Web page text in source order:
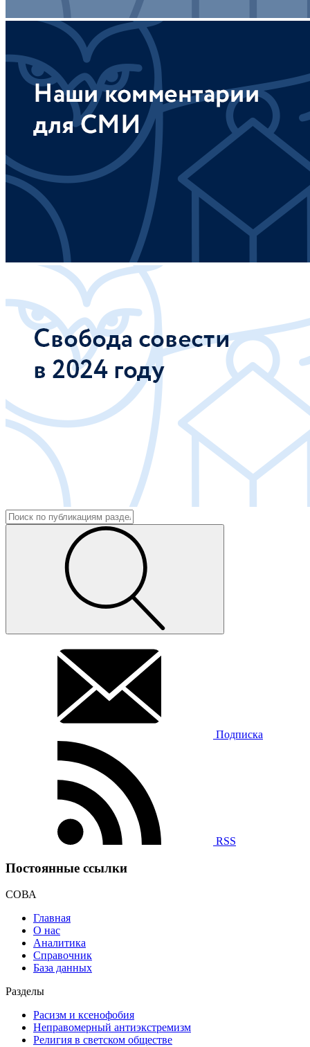
Подписка
RSS
Постоянные ссылки
СОВА
Главная
О нас
Аналитика
Справочник
База данных
Разделы
Расизм и ксенофобия
Неправомерный антиэкстремизм
Религия в светском обществе